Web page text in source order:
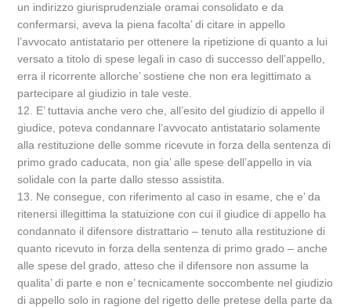
un indirizzo giurisprudenziale oramai consolidato e da
confermarsi, aveva la piena facolta’ di citare in appello
l’avvocato antistatario per ottenere la ripetizione di quanto a lui
versato a titolo di spese legali in caso di successo dell’appello,
erra il ricorrente allorche’ sostiene che non era legittimato a
partecipare al giudizio in tale veste.
12. E’ tuttavia anche vero che, all’esito del giudizio di appello il
giudice, poteva condannare l’avvocato antistatario solamente
alla restituzione delle somme ricevute in forza della sentenza di
primo grado caducata, non gia’ alle spese dell’appello in via
solidale con la parte dallo stesso assistita.
13. Ne consegue, con riferimento al caso in esame, che e’ da
ritenersi illegittima la statuizione con cui il giudice di appello ha
condannato il difensore distrattario – tenuto alla restituzione di
quanto ricevuto in forza della sentenza di primo grado – anche
alle spese del grado, atteso che il difensore non assume la
qualita’ di parte e non e’ tecnicamente soccombente nel giudizio
di appello solo in ragione del rigetto delle pretese della parte da